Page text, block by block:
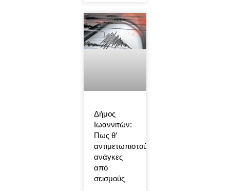
Δήμος
Ιωαννιτών:
Πως θ’
αντιμετωπιστούν
ανάγκες
από
σεισμούς